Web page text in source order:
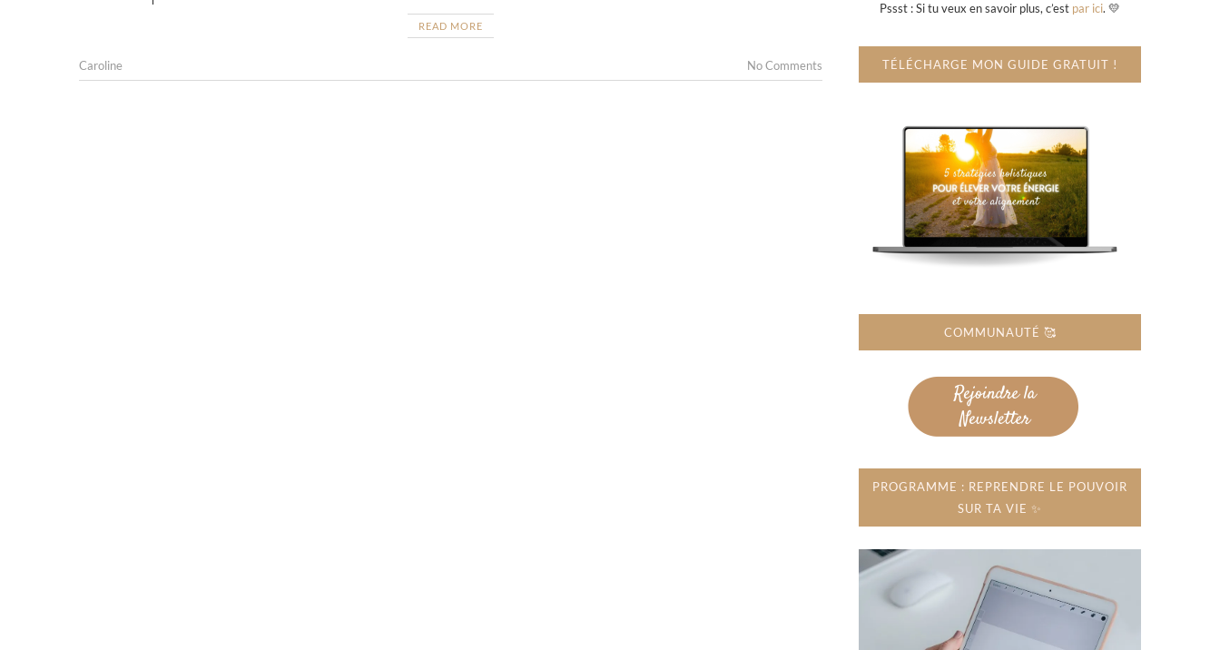
READ MORE
Caroline No Comments
Pssst : Si tu veux en savoir plus, c’est par ici. 💛
TÉLÉCHARGE MON GUIDE GRATUIT !
COMMUNAUTÉ 🥰
PROGRAMME : REPRENDRE LE POUVOIR
SUR TA VIE ✨